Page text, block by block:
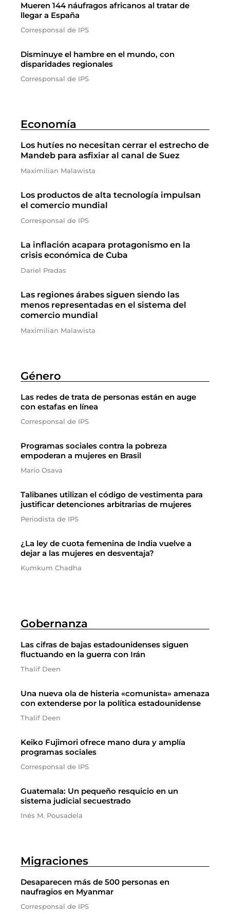
Mueren 144 náufragos africanos al tratar de
llegar a España
Corresponsal de IPS
Disminuye el hambre en el mundo, con
disparidades regionales
Corresponsal de IPS
Economía
Los hutíes no necesitan cerrar el estrecho de
Mandeb para asfixiar al canal de Suez
Maximilian Malawista
Los productos de alta tecnología impulsan
el comercio mundial
Corresponsal de IPS
La inflación acapara protagonismo en la
crisis económica de Cuba
Dariel Pradas
Las regiones árabes siguen siendo las
menos representadas en el sistema del
comercio mundial
Maximilian Malawista
Género
Las redes de trata de personas están en auge
con estafas en línea
Corresponsal de IPS
Programas sociales contra la pobreza
empoderan a mujeres en Brasil
Mario Osava
Talibanes utilizan el código de vestimenta para
justificar detenciones arbitrarias de mujeres
Periodista de IPS
¿La ley de cuota femenina de India vuelve a
dejar a las mujeres en desventaja?
Kumkum Chadha
Gobernanza
Las cifras de bajas estadounidenses siguen
fluctuando en la guerra con Irán
Thalif Deen
Una nueva ola de histeria «comunista» amenaza
con extenderse por la política estadounidense
Thalif Deen
Keiko Fujimori ofrece mano dura y amplía
programas sociales
Corresponsal de IPS
Guatemala: Un pequeño resquicio en un
sistema judicial secuestrado
Inés M. Pousadela
Migraciones
Desaparecen más de 500 personas en
naufragios en Myanmar
Corresponsal de IPS